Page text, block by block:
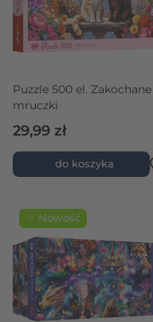
Puzzle 500 el. Zakochane
mruczki
29,99 zł
do koszyka
☆ Nowość